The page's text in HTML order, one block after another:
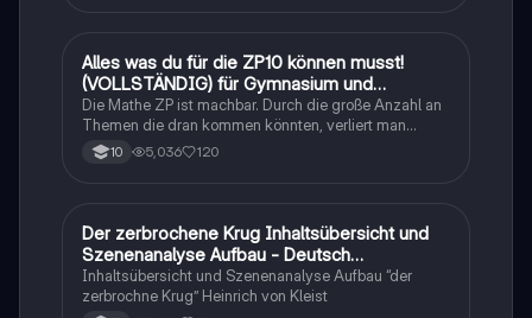
Mathe
Alles was du für die ZP10 können musst!
(VOLLSTÄNDIG) für Gymnasium und
Realschule
Die Mathe ZP ist machbar. Durch die große Anzahl an
Themen die dran kommen könnten, verliert man
schnell den Überblick. Also habe ich von den kleinsten
Themen bis hin zu den größten alles
10 5,036 120
Deutsch
Der zerbrochene Krug Inhaltsübersicht und
Szenenanalyse Aufbau - Deutsch
Q1/Q2/Abitur
Inhaltsübersicht und Szenenanalyse Aufbau “der
zerbrochne Krug” Heinrich von Kleist